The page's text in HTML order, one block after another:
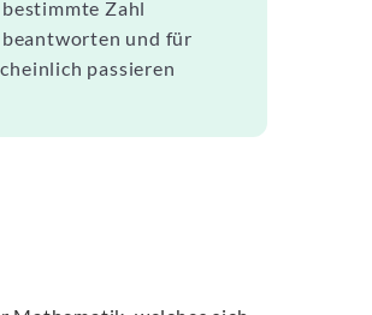
Zahl
und für
passieren